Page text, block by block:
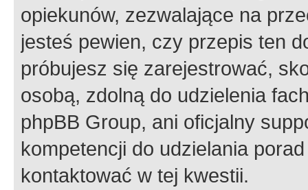
opiekunów, zezwalające na
jesteś pewien, czy przepis ten
próbujesz się zarejestrować,
osobą, zdolną do udzielenia
phpBB Group, ani oficjalny
kompetencji do udzielania
kontaktować w tej kwestii.